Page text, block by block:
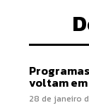
voltam
28 de janeiro